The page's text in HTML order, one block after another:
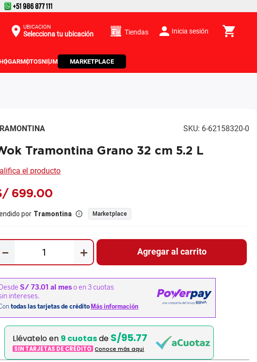
UBICACIÓN
Selecciona tu ubicación Tiendas Inicia sesión
MOTOSNIUM MARKETPLACE
SKU: 6-62158320-0
Tramontina Grano 32 cm 5.2 L
el producto
699.00
por Tramontina Marketplace
＋
－ Agregar al carrito
Llévatelo en 9 cuotasde S/95.77
SIN TARJETAS DE CRÉDITO Conoce más aqui